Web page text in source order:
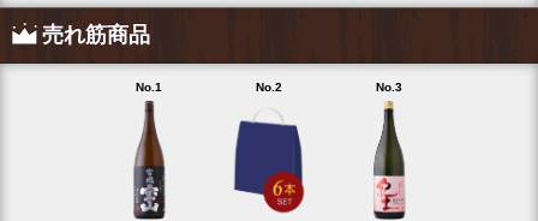
売れ筋商品
No.1 No.2 No.3